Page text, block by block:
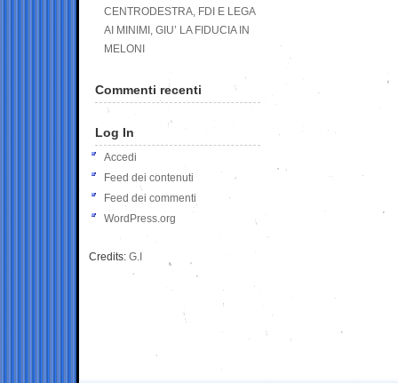
CENTRODESTRA, FDI E LEGA
AI MINIMI, GIU’ LA FIDUCIA IN
MELONI
Commenti recenti
Log In
Accedi
Feed dei contenuti
Feed dei commenti
WordPress.org
Credits: G.I